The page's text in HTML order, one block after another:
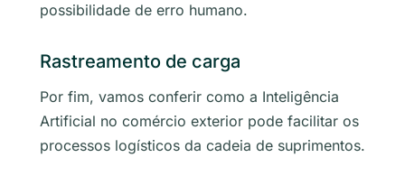
possibilidade de erro humano.
Rastreamento de carga
Por fim, vamos conferir como a Inteligência
Artificial no comércio exterior pode facilitar os
processos logísticos da cadeia de suprimentos.